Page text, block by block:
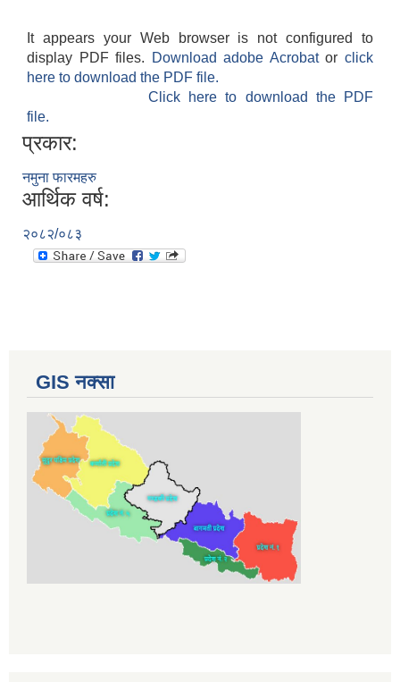
It appears your Web browser is not configured to
display PDF files.
Download adobe Acrobatorclick
here to download the PDF file.
Click here to download the PDF
file.
प्रकार:
नमुना फारमहरु
आर्थिक वर्ष:
२०८२/०८३
GIS नक्सा